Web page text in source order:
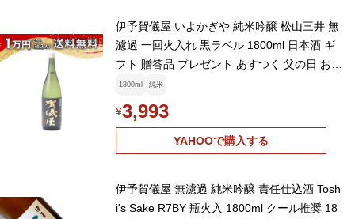
伊予賀儀屋 いよかぎや 純米吟醸 松山三井 無
濾過 一回火入れ 黒ラベル 1800ml 日本酒 ギ
フト 贈答品 プレゼント あすつく 父の日 お中
元
1800ml 純米
¥3,993
YAHOOで購入する
伊予賀儀屋 無濾過 純米吟醸 責任仕込酒 Tosh
i's Sake R7BY 瓶火入 1800ml クール推奨 18